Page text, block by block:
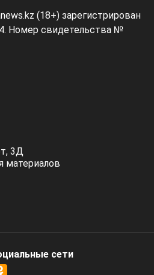
(18+) зарегистрирован
Номер свидетельства №
3Д
материалов
cети